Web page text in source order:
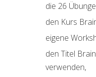
die 26
den Kurs
eigene
den Titel
verwenden,